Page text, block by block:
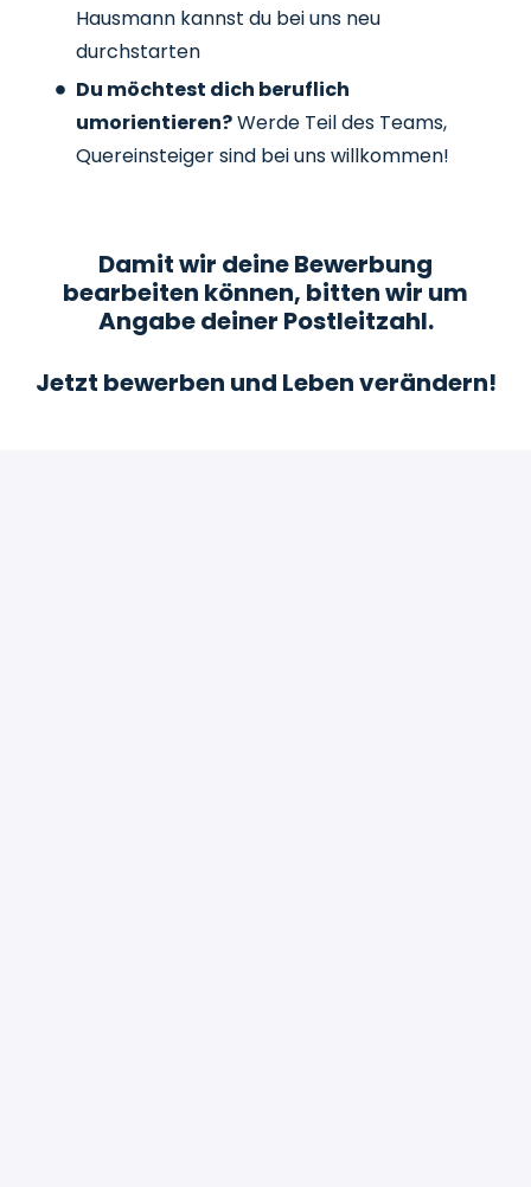
Hausmann kannst du bei uns neu
durchstarten
Du möchtest dich beruflich
umorientieren?Werde Teil des Teams,
Quereinsteiger sind bei uns willkommen!
Damit wir deine Bewerbung
bearbeiten können, bitten wir um
Angabe deiner Postleitzahl.
Jetzt bewerben und Leben verändern!